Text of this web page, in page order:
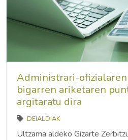
Administrari-
bigarren ariketaren
argitaratu dira
DEIALDIAK
Ultzama aldeko Gizarte